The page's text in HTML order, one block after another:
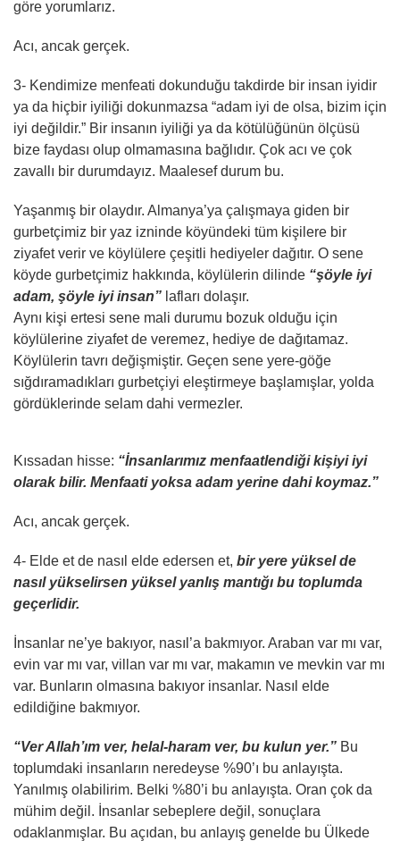
göre yorumlarız.
Acı, ancak gerçek.
3- Kendimize menfeati dokunduğu takdirde bir insan iyidir
ya da hiçbir iyiliği dokunmazsa “adam iyi de olsa, bizim için
iyi değildir.” Bir insanın iyiliği ya da kötülüğünün ölçüsü
bize faydası olup olmamasına bağlıdır. Çok acı ve çok
zavallı bir durumdayız. Maalesef durum bu.
Yaşanmış bir olaydır. Almanya’ya çalışmaya giden bir
gurbetçimiz bir yaz izninde köyündeki tüm kişilere bir
ziyafet verir ve köylülere çeşitli hediyeler dağıtır. O sene
köyde gurbetçimiz hakkında, köylülerin dilinde “şöyle iyi
adam, şöyle iyi insan” lafları dolaşır.
Aynı kişi ertesi sene mali durumu bozuk olduğu için
köylülerine ziyafet de veremez, hediye de dağıtamaz.
Köylülerin tavrı değişmiştir. Geçen sene yere-göğe
sığdıramadıkları gurbetçiyi eleştirmeye başlamışlar, yolda
gördüklerinde selam dahi vermezler.
Kıssadan hisse: “İnsanlarımız menfaatlendiği kişiyi iyi
olarak bilir. Menfaati yoksa adam yerine dahi koymaz.”
Acı, ancak gerçek.
4- Elde et de nasıl elde edersen et, bir yere yüksel de
nasıl yükselirsen yüksel yanlış mantığı bu toplumda
geçerlidir.
İnsanlar ne’ye bakıyor, nasıl’a bakmıyor. Araban var mı var,
evin var mı var, villan var mı var, makamın ve mevkin var mı
var. Bunların olmasına bakıyor insanlar. Nasıl elde
edildiğine bakmıyor.
“Ver Allah’ım ver, helal-haram ver, bu kulun yer.” Bu
toplumdaki insanların neredeyse %90’ı bu anlayışta.
Yanılmış olabilirim. Belki %80’i bu anlayışta. Oran çok da
mühim değil. İnsanlar sebeplere değil, sonuçlara
odaklanmışlar. Bu açıdan, bu anlayış genelde bu Ülkede